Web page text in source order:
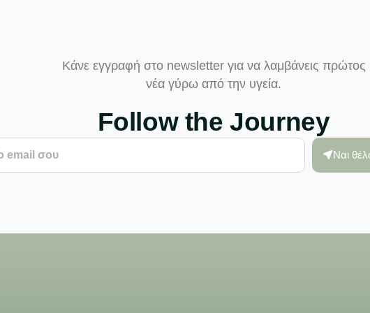
Κάνε εγγραφή στο newsletter για να λαμβάνεις πρώτος
νέα γύρω από την υγεία.
Follow the Journey
Ναι